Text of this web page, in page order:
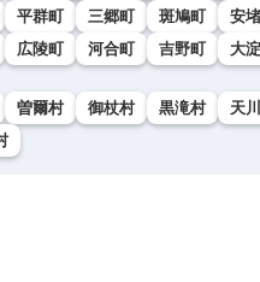
平群町 三郷町 斑鳩町 安
広陵町 河合町 吉野町 大
曽爾村 御杖村 黒滝村 天